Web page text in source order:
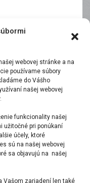
webovej stránke a na
používame súbory
do Vášho
našej webovej
funkcionality našej
užitočné pri ponúkaní
účely, ktoré
sú na našej webovej
sa objavujú na našej
Vašom zariadení len také
BASIC, MDL,
SQL
HMTL, ASP, PHP,
záujem
spracovania
Pri nich s výhodou
pre MicroStation